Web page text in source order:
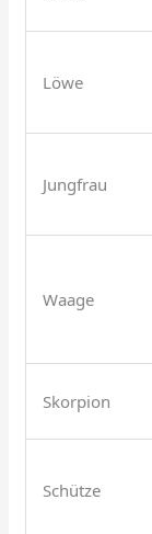
Löwe
Jungfrau
Waage
Skorpion
Schütze